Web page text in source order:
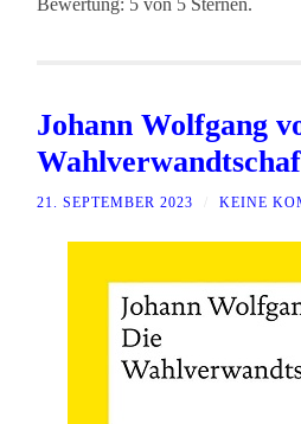
Bewertung: 5 von 5 Sternen.
Johann Wolfgang
21. SEPTEMBER 2023 KEINE